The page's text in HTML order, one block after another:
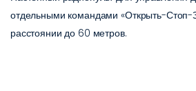
отдельными командами «Открыть-Стоп-
расстоянии до 60 метров.